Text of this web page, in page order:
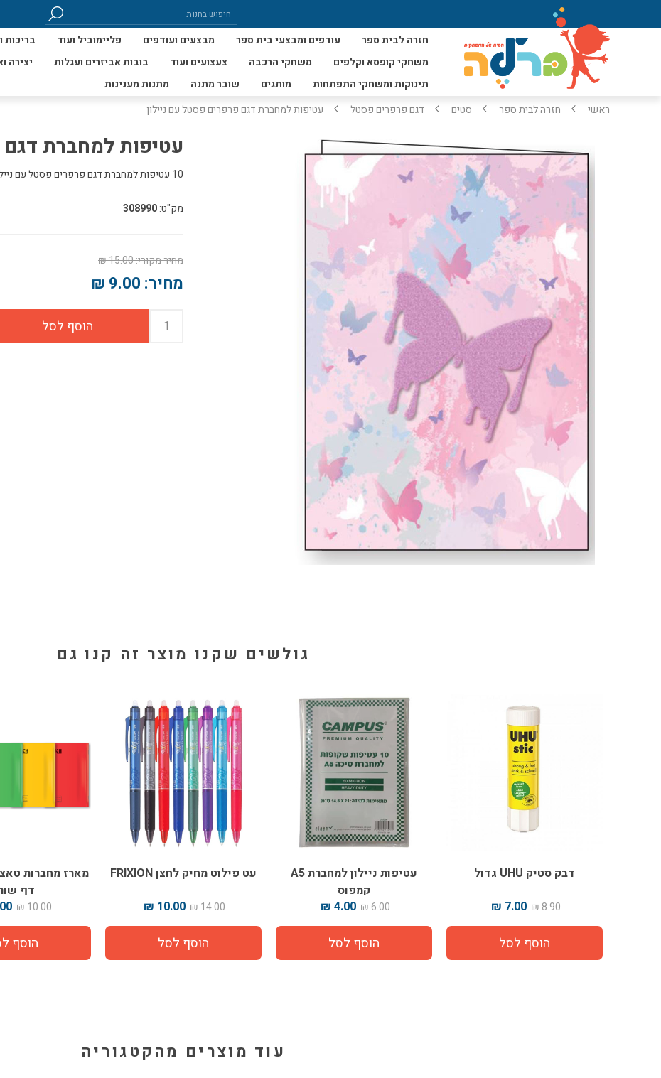
חזרה לבית ספר עודפים ומבצעי בית ספר מבצעים ועודפים פליימוביל ועוד בריכות
משחקי קופסא וקלפים
משחקי הרכבה צעצועים ועוד בובות אביזרים ועגלות
יצירה
תינוקות ומשחקי התפתחות
מותגים שובר מתנה מתנות מענינות
ראשי חזרה לבית ספר סטים דגם פרפרים פסטל עטיפות למחברת דגם פרפרים פסטל עם ניילון
עטיפות למחברת דגם
10 עטיפות למחברת דגם פרפרים פסטל עם ניילון
מק"ט:308990
מחיר מקורי:15.00 ₪
מחיר: 9.00 ₪
גולשים שקנו מוצר זה קנו גם
דבק סטיק UHU גדול
8.90 ₪
7.00 ₪
עטיפות ניילון למחברת A5
קמפוס
6.00 ₪
4.00 ₪
עט פילוט מחיק לחצן FRIXION
14.00 ₪
10.00 ₪
דף
10.00 ₪
₪
עוד מוצרים מהקטגוריה